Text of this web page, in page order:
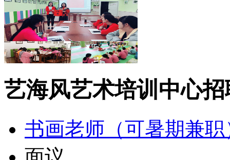
艺海风艺术培训中心
书画老师（可暑期兼职